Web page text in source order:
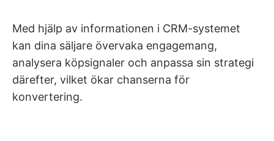
Med hjälp av informationen i CRM-systemet
kan dina säljare övervaka engagemang,
analysera köpsignaler och anpassa sin strategi
därefter, vilket ökar chanserna för
konvertering.